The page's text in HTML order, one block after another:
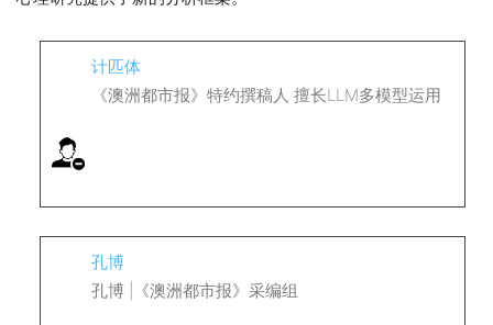
计匹体
《澳洲都市报》特约撰稿人 擅长LLM多模型运用
孔博
孔博 |《澳洲都市报》采编组